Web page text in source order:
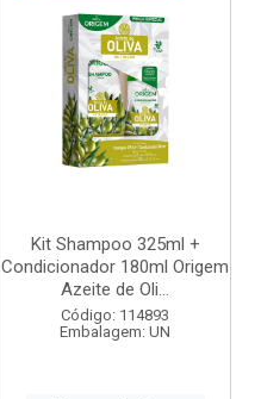
Kit Shampoo 325ml +
Condicionador 180ml Origem
Azeite de Oli...
Código: 114893
Embalagem: UN